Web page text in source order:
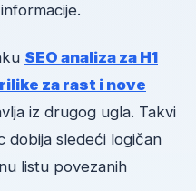
SEO analiza za H1
za rast i nove
iz drugog ugla. Takvi
dobija sledeći logičan
listu povezanih